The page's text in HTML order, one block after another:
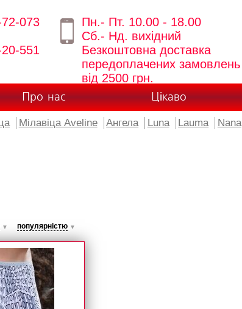
073
551
Пн.- Пт. 10.00 - 18.00
Сб.- Нд. вихідний
Безкоштовна доставка
передоплачених замовлень
від 2500 грн.
Про нас Цікаво
Мілавіца Aveline Ангела Luna Lauma Nana
▼ популярністю ▼